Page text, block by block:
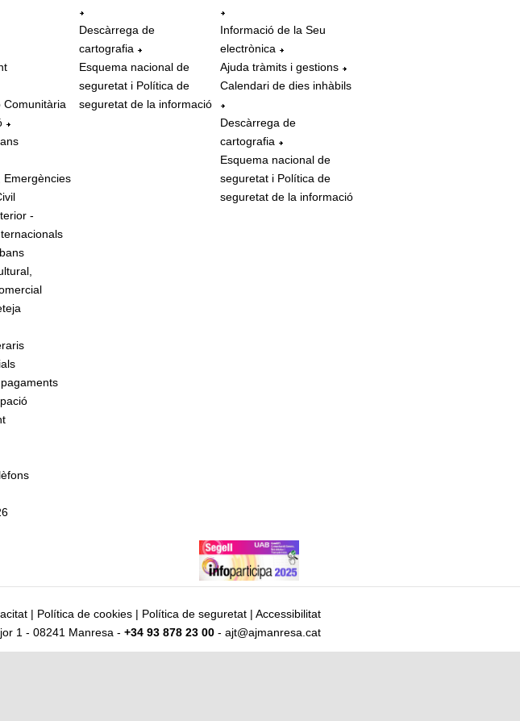
Comunitària
Emergències
-
Descàrrega de
cartografia
Esquema nacional de
seguretat i Política de
seguretat de la informació
Informació de la Seu
electrònica
Ajuda tràmits i gestions
Calendari de dies inhàbils
Descàrrega de
cartografia
Esquema nacional de
seguretat i Política de
seguretat de la informació
| Política de cookies | Política de seguretat | Accessibilitat
1 - 08241 Manresa - +34 93 878 23 00 - ajt@ajmanresa.cat